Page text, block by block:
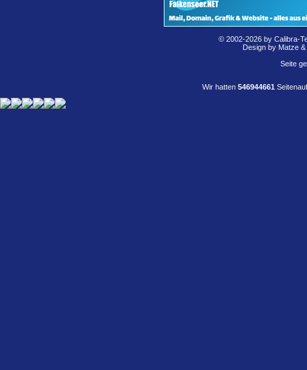
© 2002-2026 by Calibra-
Design by Matze
Seite
Wir hatten 546944661